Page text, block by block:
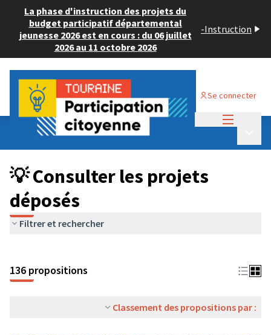
La phase d'instruction des projets du
budget participatif départemental
jeunesse 2026 est en cours : du 06 juillet
2026 au 11 octobre 2026
-Instruction
Se connecter
Budget Participatif JEUNESSE 2024
💡 Consulter les projets déposés
💡 Consulter les projets
déposés
Filtrer et rechercher
136 propositions
Classement des propositions par :